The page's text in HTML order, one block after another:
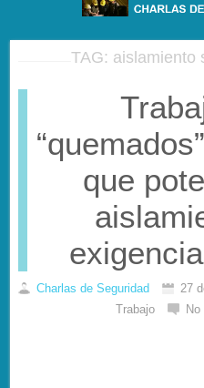
TAG: aislamiento
que
Charlas de Seguridad 27
Trabajo